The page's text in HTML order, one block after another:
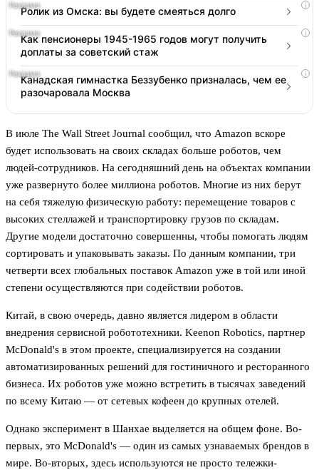
i
Ролик из Омска: вы будете смеяться долго
i
Как пенсионеры 1945-1965 годов могут получить
доплаты за советский стаж
i
Канадская гимнастка Беззубенко призналась, чем ее
разочаровала Москва
В июле The Wall Street Journal сообщил, что Amazon вскоре
будет использовать на своих складах больше роботов, чем
людей-сотрудников. На сегодняшний день на объектах компании
уже развернуто более миллиона роботов. Многие из них берут
на себя тяжелую физическую работу: перемещение товаров с
высоких стеллажей и транспортировку грузов по складам.
Другие модели достаточно совершенны, чтобы помогать людям
сортировать и упаковывать заказы. По данным компании, три
четверти всех глобальных поставок Amazon уже в той или иной
степени осуществляются при содействии роботов.
Китай, в свою очередь, давно является лидером в области
внедрения сервисной робототехники. Keenon Robotics, партнер
McDonald's в этом проекте, специализируется на создании
автоматизированных решений для гостиничного и ресторанного
бизнеса. Их роботов уже можно встретить в тысячах заведений
по всему Китаю — от сетевых кофеен до крупных отелей.
Однако эксперимент в Шанхае выделяется на общем фоне. Во-
первых, это McDonald's — один из самых узнаваемых брендов в
мире. Во-вторых, здесь используются не просто тележки-